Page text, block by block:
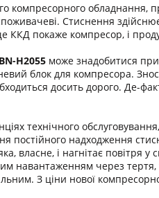
компресорного обладнання,
Стиснення
ККД покаже компресор, і
H2055 може знадобитися
блок для компресора.
досить дорого. Де-
технічного
постійного надходження
власне, і нагнітає повітря у
навантаженням через
З ціни нової